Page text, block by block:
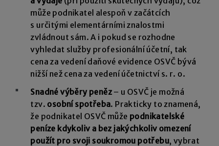
může podnikatel alespoň v začátcích
s určitými elementárními znalostmi
zvládnout sám. A i pokud se rozhodne
vyhledat služby profesionální účetní, tak
cena za vedení daňové evidence OSVČ bývá
nižší než cena za vedení účetnictví s. r. o.
Snadné výběry peněz– u OSVČ je možná
tzv. osobní spotřeba. Prakticky to znamená,
že podnikatel OSVČ může podnikatelské
peníze kdykoliv a bez jakýchkoliv omezení
použít pro svoji soukromou potřebu, vybrat